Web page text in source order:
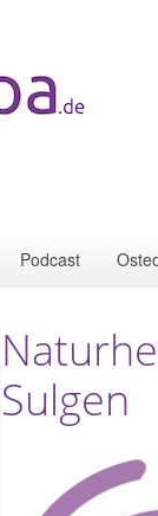
Podcast
Sulgen